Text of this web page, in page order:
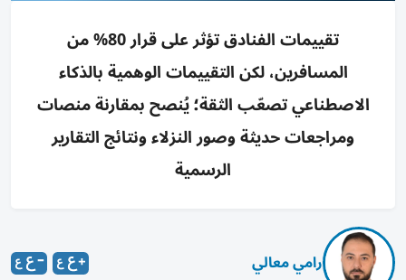
تقييمات الفنادق تؤثر على قرار 80% من
المسافرين، لكن التقييمات الوهمية بالذكاء
الاصطناعي تصعّب الثقة؛ يُنصح بمقارنة منصات
ومراجعات حديثة وصور النزلاء ونتائج التقارير
الرسمية
رامي معالي